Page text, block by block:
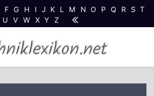
F G H I J K L M N O P Q R S T
U
V W X Y Z